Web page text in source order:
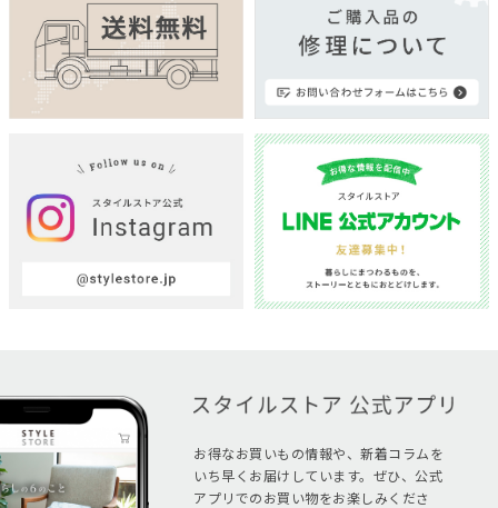
お得なお買いもの情報や、新着コラムを
いち早くお届けしています。ぜひ、公式
アプリでのお買い物をお楽しみくださ